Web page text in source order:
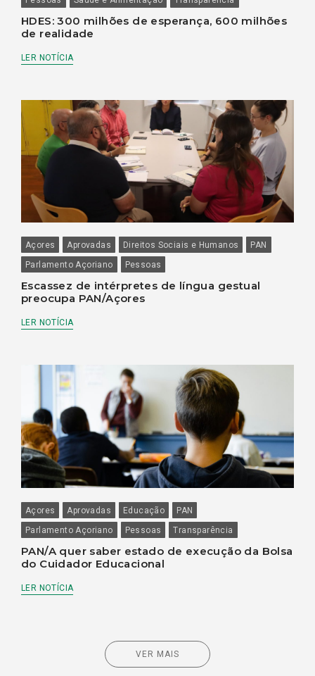
HDES: 300 milhões de esperança, 600 milhões
de realidade
LER NOTÍCIA
Açores Aprovadas Direitos Sociais e Humanos
PAN
Parlamento Açoriano
Pessoas
Escassez de intérpretes de língua gestual
preocupa PAN/Açores
LER NOTÍCIA
Açores Aprovadas Educação
PAN
Parlamento Açoriano
Pessoas Transparência
PAN/A quer saber estado de execução da Bolsa
do Cuidador Educacional
LER NOTÍCIA
VER MAIS